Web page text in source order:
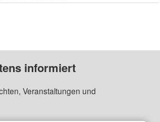
informiert
Veranstaltungen und